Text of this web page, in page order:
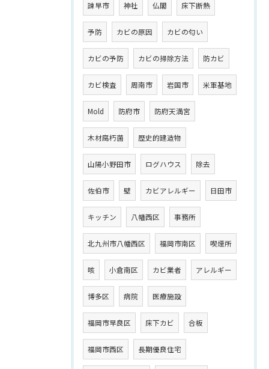
諫早市 神社 仏閣 床下断熱
予防 カビの原因 カビの匂い
カビの予防 カビの掃除方法 防カビ
カビ検査 周南市 岩国市 米軍基地
Mold 防府市 防府天満宮
木材腐朽菌 歴史的建造物
山陽小野田市 ログハウス 除去
佐伯市 壁 カビアレルギー 日田市
キッチン 八幡西区 事務所
北九州市八幡西区 福岡市南区 喫煙所
咳 小倉南区 カビ業者 アレルギー
博多区 病院 医療施設
福岡市早良区 床下カビ 合板
福岡市西区 長期優良住宅